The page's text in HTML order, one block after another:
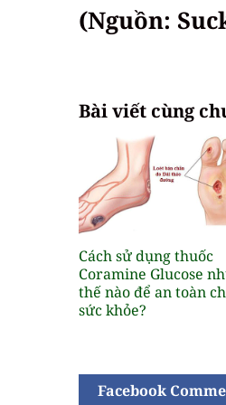
(Nguồn:
Bài viết cùng
Cách sử dụng thuốc
Coramine Glucose
thế nào để an toàn
sức khỏe?
Facebook